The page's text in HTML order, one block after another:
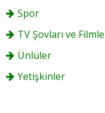
Spor
TV Şovları ve
Ünlüler
Yetişkinler